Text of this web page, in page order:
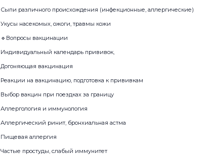
Сыпи различного происхождения (инфекционные, аллергические)
Укусы насекомых, ожоги, травмы кожи
🔹Вопросы вакцинации
Индивидуальный календарь прививок,
Догоняющая вакцинация
Реакции на вакцинацию, подготовка к прививкам
Выбор вакцин при поездках за границу
Аллергология и иммунология
Аллергический ринит, бронхиальная астма
Пищевая аллергия
Частые простуды, слабый иммунитет